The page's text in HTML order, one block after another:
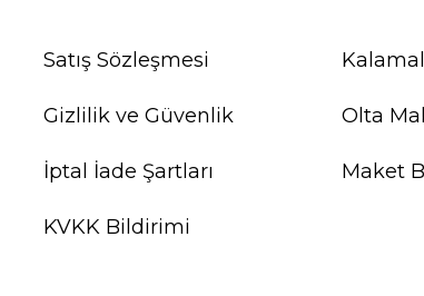
Satış Sözleşmesi
Gizlilik ve Güvenlik
İptal İade Şartları
KVKK Bildirimi
Olta
Maket